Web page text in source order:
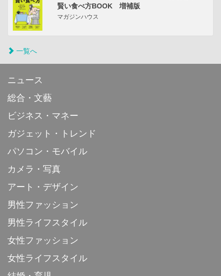
賢い食べ方BOOK 増補版
マガジンハウス
一覧へ
ニュース
総合・文藝
ビジネス・マネー
ガジェット・トレンド
パソコン・モバイル
カメラ・写真
アート・デザイン
男性ファッション
男性ライフスタイル
女性ファッション
女性ライフスタイル